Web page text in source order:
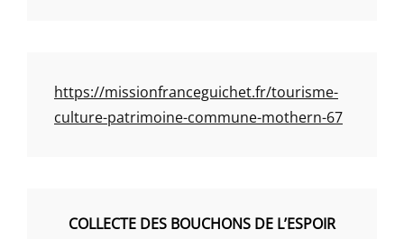
https://missionfranceguichet.fr/tourisme-
culture-patrimoine-commune-mothern-67
COLLECTE DES BOUCHONS DE L’ESPOIR